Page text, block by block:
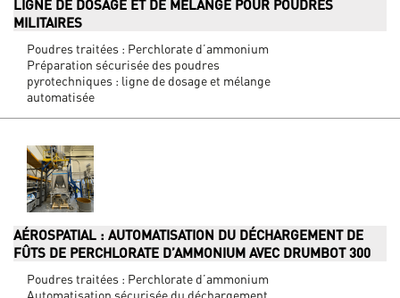
LIGNE DE DOSAGE ET DE MÉLANGE POUR POUDRES
MILITAIRES
Poudres traitées : Perchlorate d’ammonium
Préparation sécurisée des poudres
pyrotechniques : ligne de dosage et mélange
automatisée
AÉROSPATIAL : AUTOMATISATION DU DÉCHARGEMENT DE
FÛTS DE PERCHLORATE D’AMMONIUM AVEC DRUMBOT 300
Poudres traitées : Perchlorate d’ammonium
Automatisation sécurisée du déchargement